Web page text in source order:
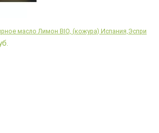
масло Лимон BIO, (кожура) Испания,Эспри